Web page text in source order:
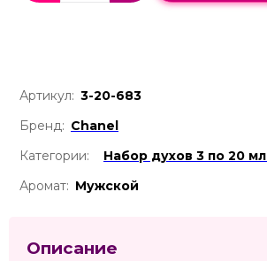
Артикул: 3-20-683
Бренд: Chanel
Категории:
Набор духов 3 по 20 мл
Аромат: Мужской
Описание